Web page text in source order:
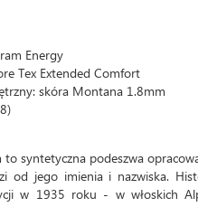
Energy
Tex Extended Comfort
skóra Montana 1.8mm
to syntetyczna podeszwa
od jego imienia i nazwiska.
w 1935 roku - w włoskich